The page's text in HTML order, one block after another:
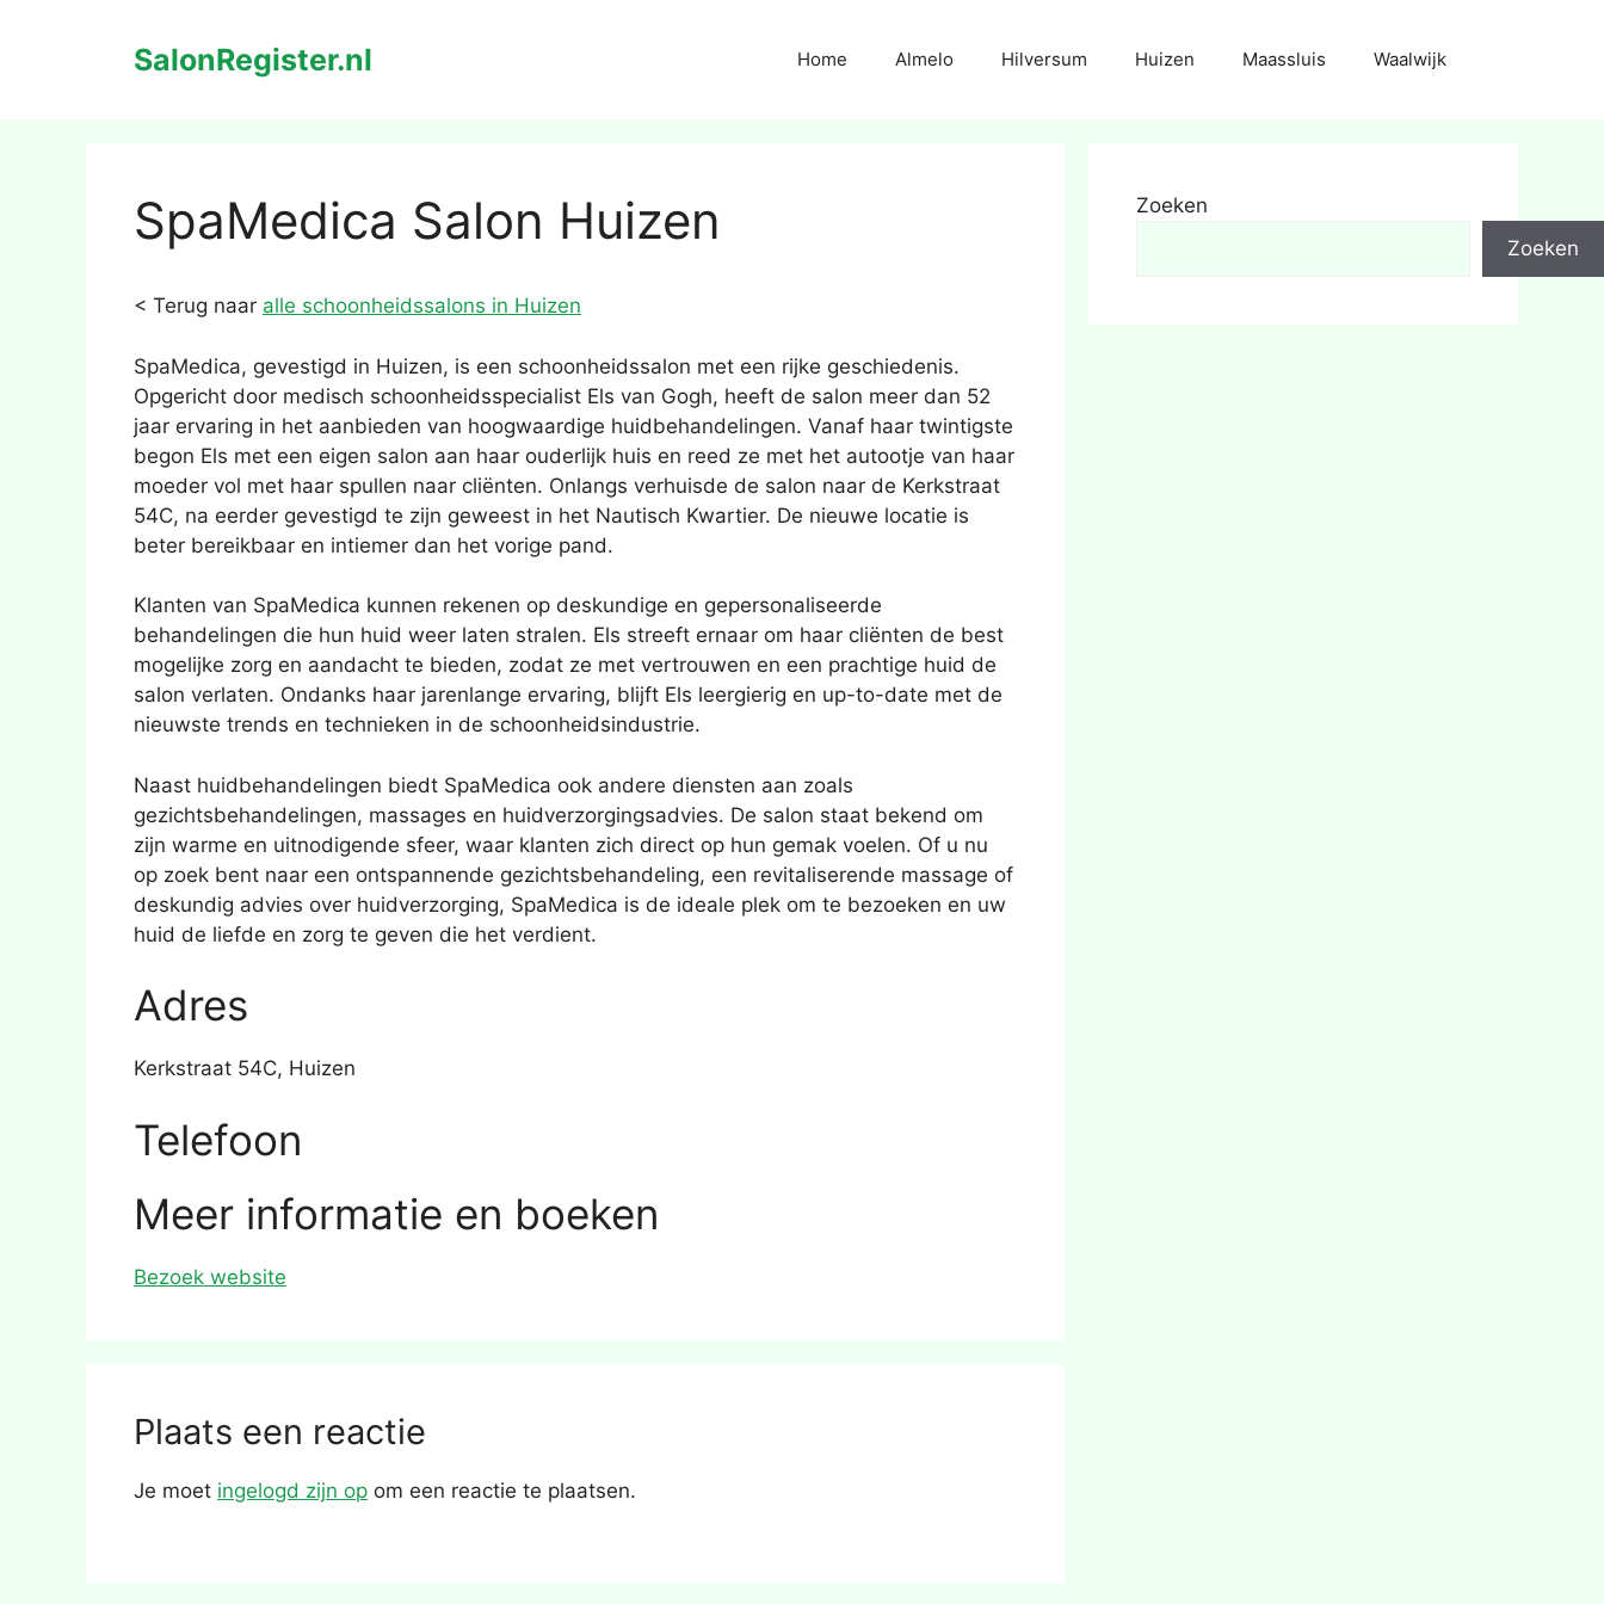
SalonRegister.nl Home Almelo Hilversum Huizen Maassluis Waalwijk
SpaMedica Salon Huizen
< Terug naar alle schoonheidssalons in Huizen
SpaMedica, gevestigd in Huizen, is een schoonheidssalon met een rijke geschiedenis.
Opgericht door medisch schoonheidsspecialist Els van Gogh, heeft de salon meer dan 52
jaar ervaring in het aanbieden van hoogwaardige huidbehandelingen. Vanaf haar twintigste
begon Els met een eigen salon aan haar ouderlijk huis en reed ze met het autootje van haar
moeder vol met haar spullen naar cliënten. Onlangs verhuisde de salon naar de Kerkstraat
54C, na eerder gevestigd te zijn geweest in het Nautisch Kwartier. De nieuwe locatie is
beter bereikbaar en intiemer dan het vorige pand.
Klanten van SpaMedica kunnen rekenen op deskundige en gepersonaliseerde
behandelingen die hun huid weer laten stralen. Els streeft ernaar om haar cliënten de best
mogelijke zorg en aandacht te bieden, zodat ze met vertrouwen en een prachtige huid de
salon verlaten. Ondanks haar jarenlange ervaring, blijft Els leergierig en up-to-date met de
nieuwste trends en technieken in de schoonheidsindustrie.
Naast huidbehandelingen biedt SpaMedica ook andere diensten aan zoals
gezichtsbehandelingen, massages en huidverzorgingsadvies. De salon staat bekend om
zijn warme en uitnodigende sfeer, waar klanten zich direct op hun gemak voelen. Of u nu
op zoek bent naar een ontspannende gezichtsbehandeling, een revitaliserende massage of
deskundig advies over huidverzorging, SpaMedica is de ideale plek om te bezoeken en uw
huid de liefde en zorg te geven die het verdient.
Adres
Kerkstraat 54C, Huizen
Telefoon
Meer informatie en boeken
Bezoek website
Plaats een reactie
Je moet ingelogd zijn op om een reactie te plaatsen.
Zoeken
Zoeken